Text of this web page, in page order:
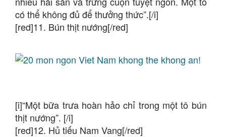
có thể không đủ để thưởng thức”.[/i]
[red]11. Bún thịt nướng[/red]
[i]“Một bữa trưa hoàn hảo chỉ trong một tô bún
thịt nướng”. [/i]
[red]12. Hủ tiếu Nam Vang[/red]